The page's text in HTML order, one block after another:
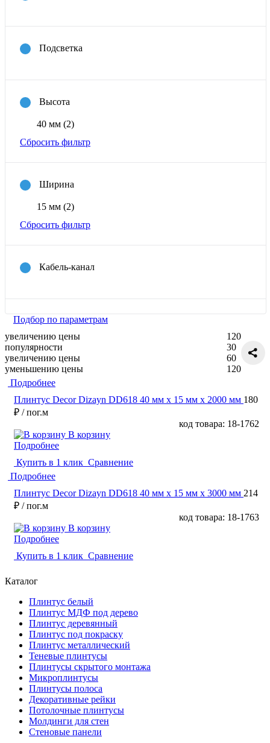
Подсветка
Высота
40 мм (2)
Сбросить фильтр
Ширина
15 мм (2)
Сбросить фильтр
Кабель-канал
Подбор по параметрам
увеличению цены
популярности
увеличению цены
уменьшению цены
120
30
60
120
Подробнее
Плинтус Decor Dizayn DD618 40 мм х 15 мм х 2000 мм 180
₽ / пог.м
код товара: 18-1762
В корзину
Подробнее
Купить в 1 клик Сравнение
Подробнее
Плинтус Decor Dizayn DD618 40 мм х 15 мм х 3000 мм 214
₽ / пог.м
код товара: 18-1763
В корзину
Подробнее
Купить в 1 клик Сравнение
Каталог
Плинтус белый
Плинтус МДФ под дерево
Плинтус деревянный
Плинтус под покраску
Плинтус металлический
Теневые плинтусы
Плинтусы скрытого монтажа
Микроплинтусы
Плинтусы полоса
Декоративные рейки
Потолочные плинтусы
Молдинги для стен
Стеновые панели